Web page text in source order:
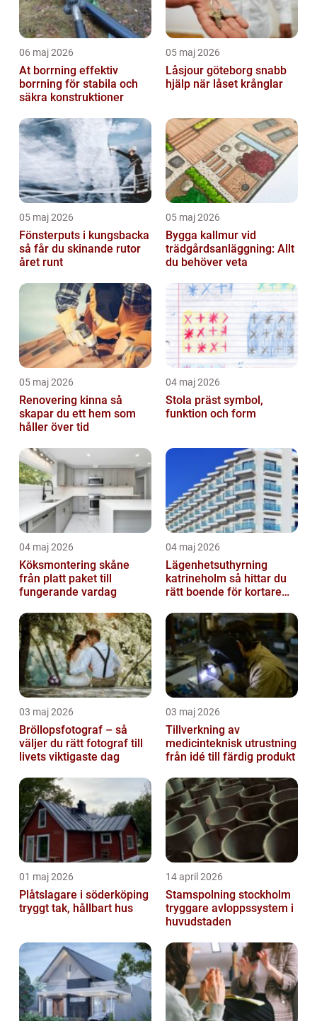
06 maj 2026
At borrning effektiv
borrning för stabila och
säkra konstruktioner
05 maj 2026
Låsjour göteborg snabb
hjälp när låset krånglar
05 maj 2026
Fönsterputs i kungsbacka
så får du skinande rutor
året runt
05 maj 2026
Bygga kallmur vid
trädgårdsanläggning: Allt
du behöver veta
05 maj 2026
Renovering kinna så
skapar du ett hem som
håller över tid
04 maj 2026
Stola präst symbol,
funktion och form
04 maj 2026
Köksmontering skåne
från platt paket till
fungerande vardag
04 maj 2026
Lägenhetsuthyrning
katrineholm så hittar du
rätt boende för kortare
03 maj 2026
Bröllopsfotograf – så
väljer du rätt fotograf till
livets viktigaste dag
03 maj 2026
Tillverkning av
medicinteknisk utrustning
från idé till färdig produkt
01 maj 2026
Plåtslagare i söderköping
tryggt tak, hållbart hus
14 april 2026
Stamspolning stockholm
tryggare avloppssystem i
huvudstaden